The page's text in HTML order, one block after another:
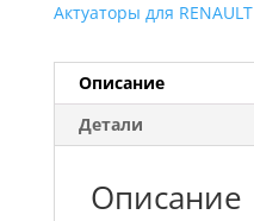
Актуаторы для RENAULT
Описание
Детали
Описание